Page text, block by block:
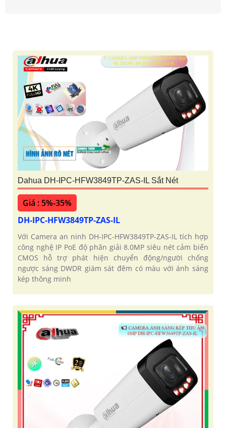
Dahua DH-IPC-HFW3849TP-ZAS-IL Sắt Nét
Giá : 5%-35%
DH-IPC-HFW3849TP-ZAS-IL
Với Camera an ninh DH-IPC-HFW3849TP-ZAS-IL tích hợp
công nghệ IP PoE độ phân giải 8.0MP siêu nét cảm biến
CMOS hỗ trợ phát hiện chuyển động/người chống
ngược sáng DWDR giám sát đêm có màu với ánh sáng
kép thông minh